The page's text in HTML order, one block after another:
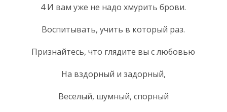
4 И вам уже не надо хмурить брови.
Воспитывать, учить в который раз.
Признайтесь, что глядите вы с любовью
На вздорный и задорный,
Веселый, шумный, спорный